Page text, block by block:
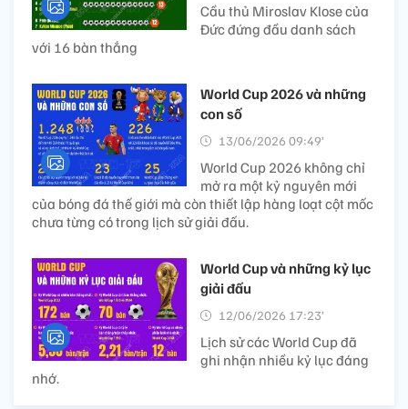
Cầu thủ Miroslav Klose của
Đức đứng đầu danh sách
với 16 bàn thắng
World Cup 2026 và những
con số
13/06/2026 09:49’
World Cup 2026 không chỉ
mở ra một kỷ nguyên mới
của bóng đá thế giới mà còn thiết lập hàng loạt cột mốc
chưa từng có trong lịch sử giải đấu.
World Cup và những kỷ lục
giải đấu
12/06/2026 17:23’
Lịch sử các World Cup đã
ghi nhận nhiều kỷ lục đáng
nhớ.